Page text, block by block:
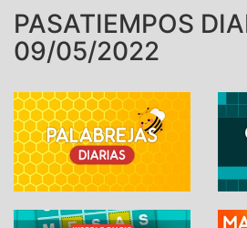
PASATIEMPOS
09/05/2022